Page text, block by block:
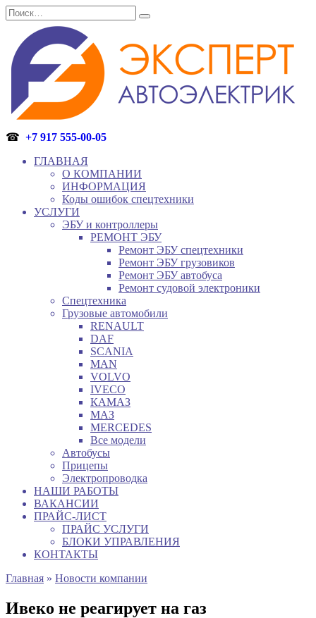
Перейти
к
содержанию
Search
for:
☎ +7 917 555-00-05
ГЛАВНАЯ
О КОМПАНИИ
ИНФОРМАЦИЯ
Коды ошибок спецтехники
УСЛУГИ
ЭБУ и контроллеры
РЕМОНТ ЭБУ
Ремонт ЭБУ спецтехники
Ремонт ЭБУ грузовиков
Ремонт ЭБУ автобуса
Ремонт судовой электроники
Спецтехника
Грузовые автомобили
RENAULT
DAF
SCANIA
MAN
VOLVO
IVECO
КАМАЗ
МАЗ
MERCEDES
Все модели
Автобусы
Прицепы
Электропроводка
НАШИ РАБОТЫ
ВАКАНСИИ
ПРАЙС-ЛИСТ
ПРАЙС УСЛУГИ
БЛОКИ УПРАВЛЕНИЯ
КОНТАКТЫ
Главная » Новости компании
Ивеко не реагирует на газ